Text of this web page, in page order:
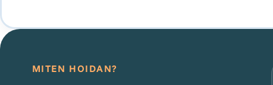
MITEN HOIDAN?